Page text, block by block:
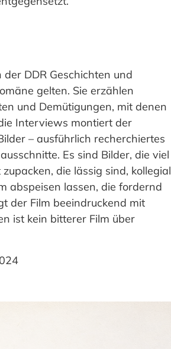
DDR Geschichten und
gelten. Sie erzählen
und Demütigungen, mit denen
Interviews montiert der
– ausführlich recherchiertes
Es sind Bilder, die viel
die lässig sind, kollegial
abspeisen lassen, die fordernd
der Film beeindruckend mit
ist kein bitterer Film über